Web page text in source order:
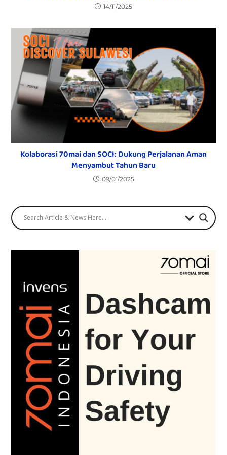
14/11/2025
Kolaborasi 70mai dan SOCI: Dukung Perjalanan Aman
Menyambut Tahun Baru
09/01/2025